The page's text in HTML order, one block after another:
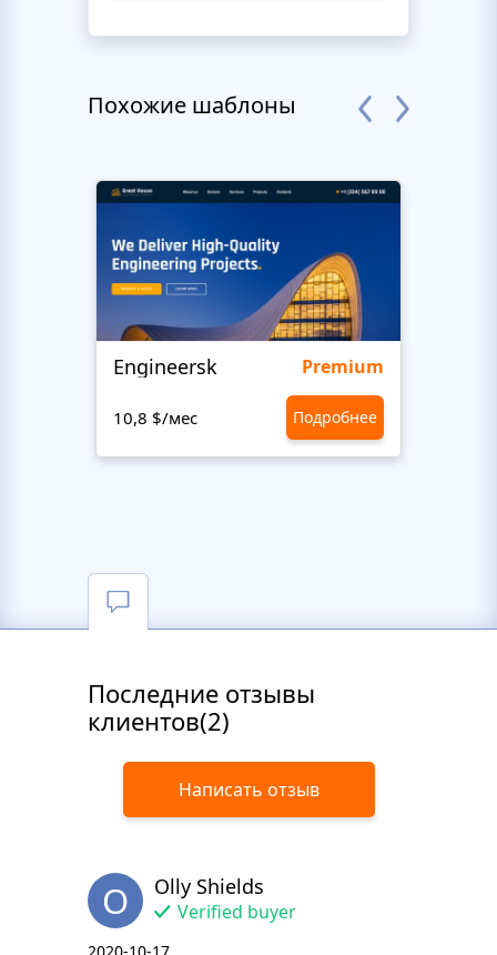
Похожие шаблоны
Engineersk Premium
10,8 $/мес Подробнее
Последние отзывы
клиентов(2)
Написать отзыв
O Olly Shields
Verified buyer